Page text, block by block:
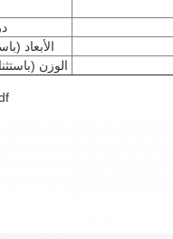
الأبعاد
الوزن